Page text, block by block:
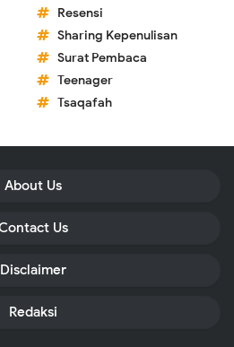
Resensi
Sharing Kepenulisan
Surat Pembaca
Teenager
Tsaqafah
About Us
Us
Disclaimer
Redaksi